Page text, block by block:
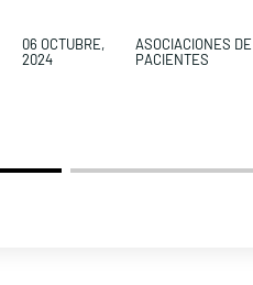
06 OCTUBRE,
2024
ASOCIACIONES DE
PACIENTES